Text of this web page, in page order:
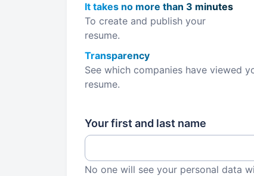
It takes no more than 3 minutes
To create and publish your
resume.
Transparency
See which companies have viewed
resume.
Your first and last name
No one will see your personal data